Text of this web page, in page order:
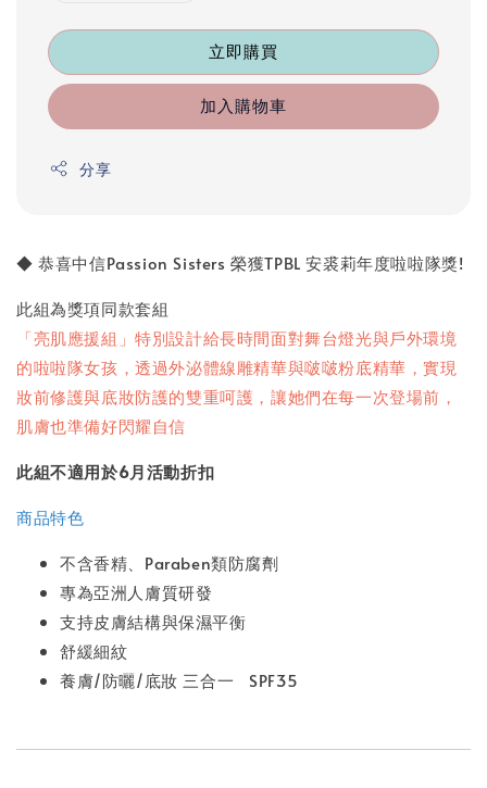
立即購買
加入購物車
分享
◆ 恭喜中信Passion Sisters 榮獲TPBL 安裘莉年度啦啦隊獎!
此組為獎項同款套組
「亮肌應援組」特別設計給長時間面對舞台燈光與戶外環境
的啦啦隊女孩，透過外泌體線雕精華與啵啵粉底精華，實現
妝前修護與底妝防護的雙重呵護，讓她們在每一次登場前，
肌膚也準備好閃耀自信
此組不適用於6月活動折扣
商品特色
不含香精、Paraben類防腐劑
專為亞洲人膚質研發
支持皮膚結構與保濕平衡
舒緩細紋
養膚/防曬/底妝 三合一 SPF35